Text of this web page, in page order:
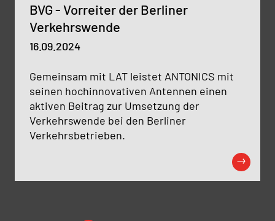
BVG - Vorreiter der Berliner
Verkehrswende
16.09.2024
Gemeinsam mit LAT leistet ANTONICS mit
seinen hochinnovativen Antennen einen
aktiven Beitrag zur Umsetzung der
Verkehrswende bei den Berliner
Verkehrsbetrieben.